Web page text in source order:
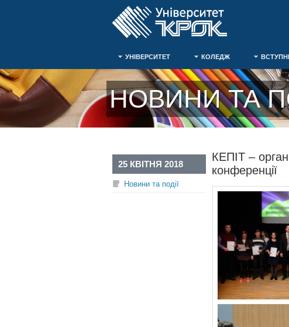
УНІВЕРСИТЕТ КОЛЕДЖ
НОВИНИ ТА
КЕПІТ –
конференції
25 КВІТНЯ 2018
Новини та події